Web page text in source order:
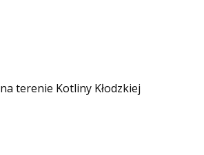
na terenie Kotliny Kłodzkiej